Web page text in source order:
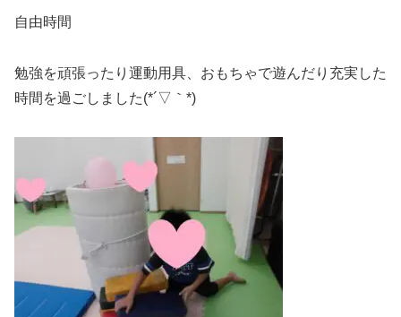
自由時間
勉強を頑張ったり運動用具、おもちゃで遊んだり充実した
時間を過ごしました(*´▽｀*)